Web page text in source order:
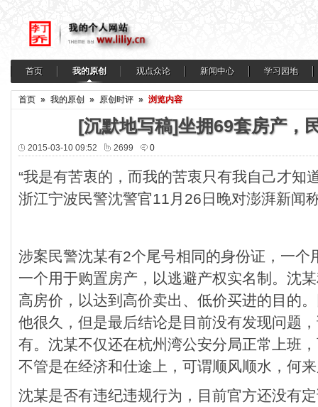
首页 我的原创 观点众论 新闻中心 学习园地
首页 » 我的原创 » 原创时评 » 浏览内容
[沉默地写稿]坐拥69套房产，
2015-03-10 09:52 2699 0
“我是有苦衷的，而我的苦衷只有我自己才知
浙江宁波民警沈警官11月26日晚对澎湃新闻
涉案民警沈某有2个尾号相同的身份证，一个
一个用于购置房产，以逃避产权实名制。沈
高房价，以达到高价卖出、低价买进的目的
他很久，但是最后结论是目前没有发现问题
有。沈某不仅还在杭州湾公安分局正常上班
不管是在经济和仕途上，可谓顺风顺水，何来
沈某是否有违纪违规行为，目前官方还没有